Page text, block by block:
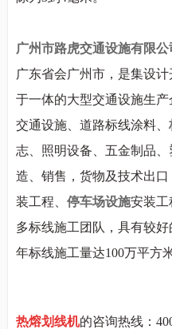
广州市路虎交通设施有限公
广东省会广州市，是集设
于一体的大型交通设施生产
交通设施、道路标线涂料、
志、照明设备、五金制品
造、销售，货物及技术出
装工程、 停车场设施安装工
多标线施工团队，具有较
年标线施工量达100万平方米
热熔划线机的咨询热线：